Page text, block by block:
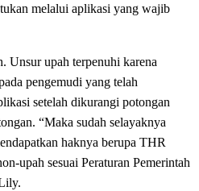
melalui aplikasi yang wajib
Unsur upah terpenuhi karena
pengemudi yang telah
setelah dikurangi potongan
“Maka sudah selayaknya
haknya berupa THR
upah sesuai Peraturan Pemerintah